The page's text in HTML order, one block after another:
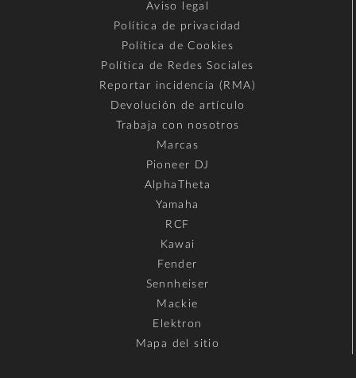
Aviso legal
Política de privacidad
Política de Cookies
Política de Redes Sociales
Reportar incidencia (RMA)
Devolución de artículo
Trabaja con nosotros
Marcas
Pioneer DJ
AlphaTheta
Yamaha
RCF
Kawai
Fender
Sennheiser
Mackie
Elektron
Mapa del sitio